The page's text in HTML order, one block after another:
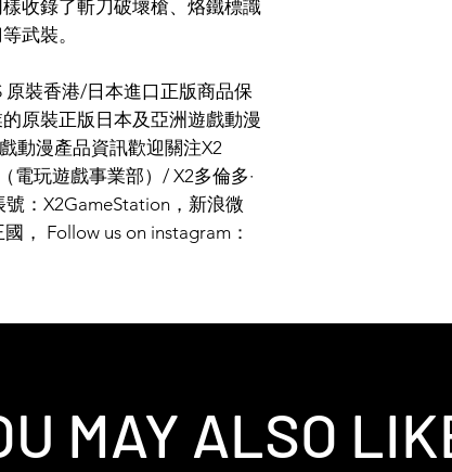
收錄了斬刀破壞槍、烙鐵標識
武裝。
原裝香港/日本進口正版商品保
原裝正版日本及亞洲遊戲動漫
動漫產品資訊歡迎關注X2
電玩遊戲事業部）/ X2多倫多·
：X2GameStation，新浪微
， Follow us on instagram：
MAY ALSO